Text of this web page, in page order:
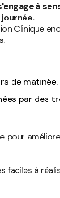
à
de matinée.
par des
pour
faciles à